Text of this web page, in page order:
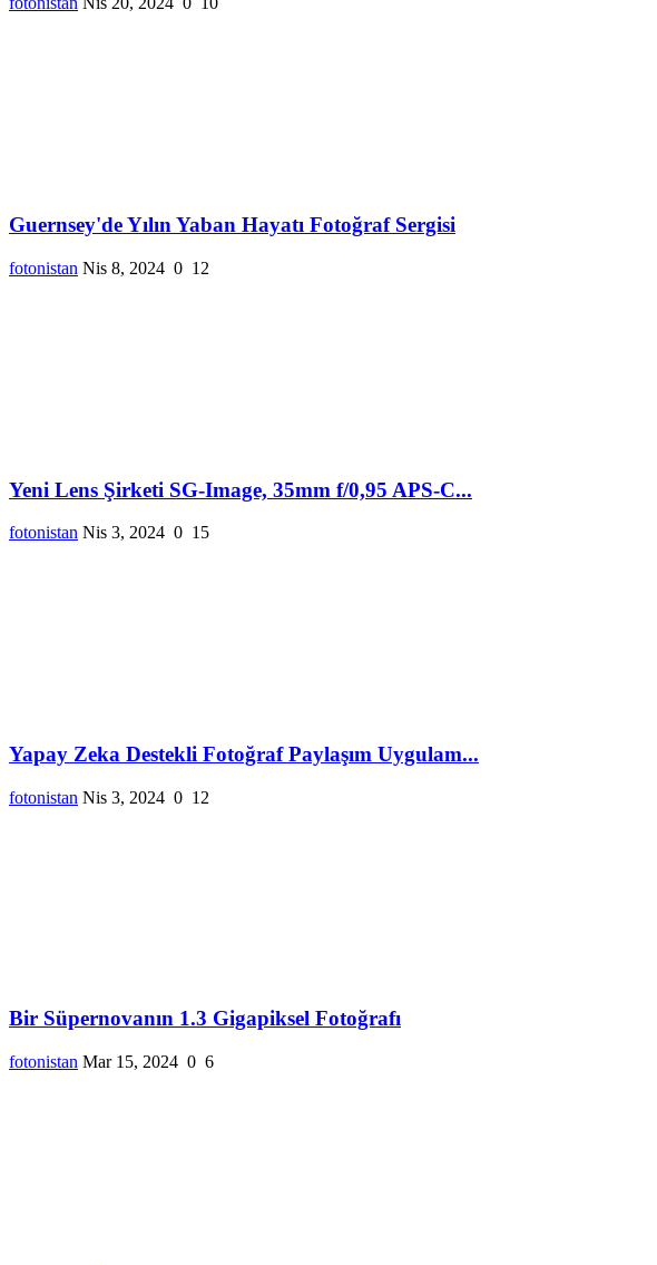
Guernsey'de Yılın Yaban Hayatı Fotoğraf Sergisi
fotonistan Nis 8, 2024 0 12
Yeni Lens Şirketi SG-Image, 35mm f/0,95 APS-C...
fotonistan Nis 3, 2024 0 15
Yapay Zeka Destekli Fotoğraf Paylaşım Uygulam...
fotonistan Nis 3, 2024 0 12
Bir Süpernovanın 1.3 Gigapiksel Fotoğrafı
fotonistan Mar 15, 2024 0 6